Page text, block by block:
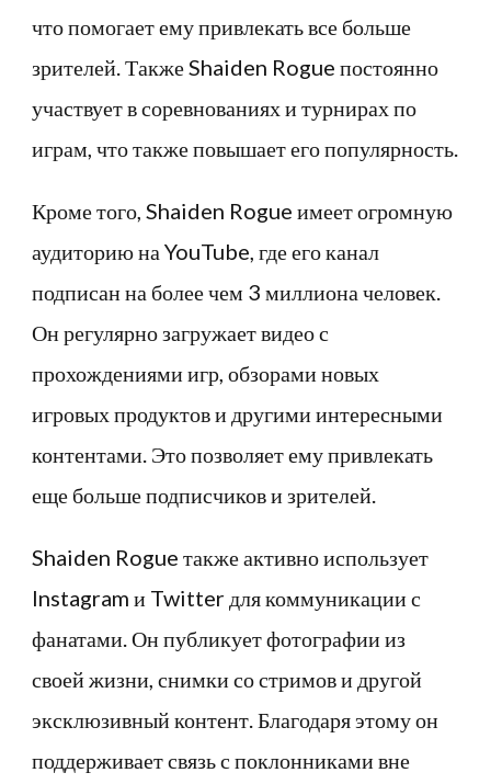
что помогает ему привлекать все больше
зрителей. Также Shaiden Rogue постоянно
участвует в соревнованиях и турнирах по
играм, что также повышает его популярность.
Кроме того, Shaiden Rogue имеет огромную
аудиторию на YouTube, где его канал
подписан на более чем 3 миллиона человек.
Он регулярно загружает видео с
прохождениями игр, обзорами новых
игровых продуктов и другими интересными
контентами. Это позволяет ему привлекать
еще больше подписчиков и зрителей.
Shaiden Rogue также активно использует
Instagram и Twitter для коммуникации с
фанатами. Он публикует фотографии из
своей жизни, снимки со стримов и другой
эксклюзивный контент. Благодаря этому он
поддерживает связь с поклонниками вне